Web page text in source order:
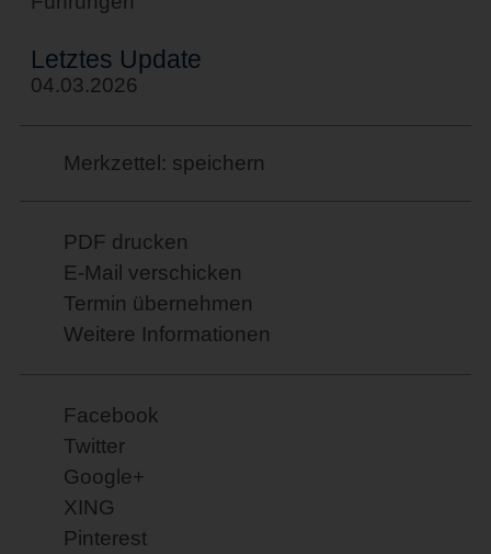
Letztes Update
04.03.2026
Merkzettel: speichern
PDF drucken
E-Mail verschicken
Termin übernehmen
Weitere Informationen
Facebook
Twitter
Google+
XING
Pinterest